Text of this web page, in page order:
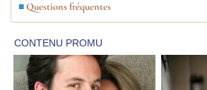
Questions fréquentes